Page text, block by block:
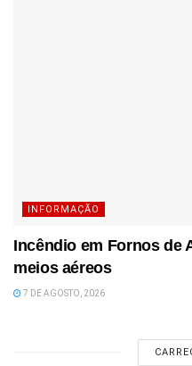
INFORMAÇÃO
Incêndio em Fornos de
meios aéreos
7 DE AGOSTO, 2026